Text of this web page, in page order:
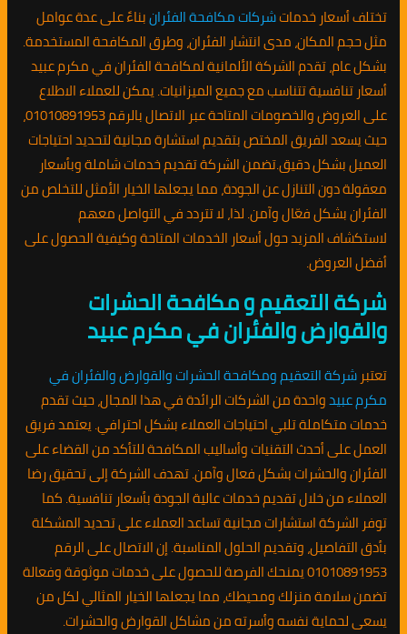
تختلف أسعار خدماتشركات مكافحة الفئرانبناءً على عدة عوامل
مثل حجم المكان، مدى انتشار الفئران، وطرق المكافحة المستخدمة.
بشكل عام، تقدم الشركة الألمانية لمكافحة الفئران في مكرم عبيد
أسعار تنافسية تتناسب مع جميع الميزانيات. يمكن للعملاء الاطلاع
على العروض والخصومات المتاحة عبر الاتصال بالرقم 01010891953،
حيث يسعد الفريق المختص بتقديم استشارة مجانية لتحديد احتياجات
العميل بشكل دقيق.تضمن الشركة تقديم خدمات شاملة وبأسعار
معقولة دون التنازل عن الجودة، مما يجعلها الخيار الأمثل للتخلص من
الفئران بشكل فعّال وآمن. لذا، لا تتردد في التواصل معهم
لاستكشاف المزيد حول أسعار الخدمات المتاحة وكيفية الحصول على
أفضل العروض.
شركة التعقيم و مكافحة الحشرات
والقوارض والفئران في مكرم عبيد
تعتبرشركة التعقيم ومكافحة الحشرات والقوارض والفئران في
مكرم عبيدواحدة من الشركات الرائدة في هذا المجال، حيث تقدم
خدمات متكاملة تلبي احتياجات العملاء بشكل احترافي. يعتمد فريق
العمل على أحدث التقنيات وأساليب المكافحة للتأكد من القضاء على
الفئران والحشرات بشكل فعال وآمن. تهدف الشركة إلى تحقيق رضا
العملاء من خلال تقديم خدمات عالية الجودة بأسعار تنافسية. كما
توفر الشركة استشارات مجانية تساعد العملاء على تحديد المشكلة
بأدق التفاصيل، وتقديم الحلول المناسبة. إن الاتصال على الرقم
01010891953 يمنحك الفرصة للحصول على خدمات موثوقة وفعالة
تضمن سلامة منزلك ومحيطك، مما يجعلها الخيار المثالي لكل من
يسعى لحماية نفسه وأسرته من مشاكل القوارض والحشرات.